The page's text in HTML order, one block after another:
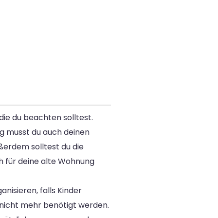
du beachten solltest.
musst du auch deinen
solltest du die
für deine alte Wohnung
falls Kinder
mehr benötigt werden.